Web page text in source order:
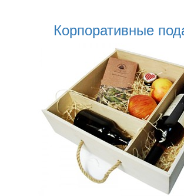
Корпоративные